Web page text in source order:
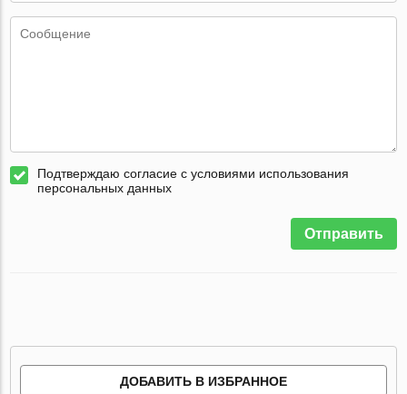
Подтверждаю согласие с условиями использования
персональных данных
Отправить
ДОБАВИТЬ В ИЗБРАННОЕ